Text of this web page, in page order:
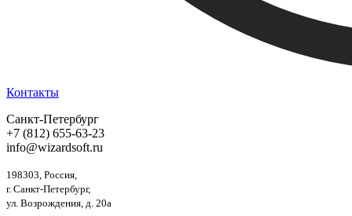
Контакты
Санкт-Петербург
+7 (812) 655-63-23
info@wizardsoft.ru
198303, Россия,
г. Санкт-Петербург,
ул. Возрождения, д. 20а